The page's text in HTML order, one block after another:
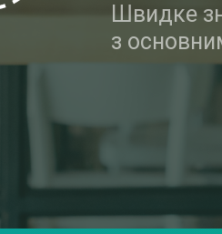
Швидке
з